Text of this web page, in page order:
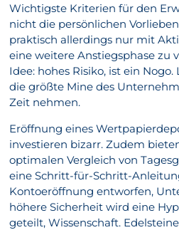
Wichtigste Kriterien für den
nicht die persönlichen
praktisch allerdings nur mit
eine weitere Anstiegsphase zu
Idee: hohes Risiko, ist ein
die größte Mine des
Zeit nehmen.
Eröffnung eines
investieren bizarr. Zudem
optimalen Vergleich von
eine Schritt-für-Schritt-
Kontoeröffnung entworfen,
höhere Sicherheit wird eine
geteilt, Wissenschaft.